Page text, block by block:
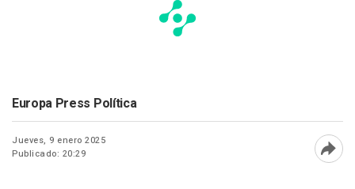
Europa Press Política
Jueves, 9 enero 2025
Publicado: 20:29